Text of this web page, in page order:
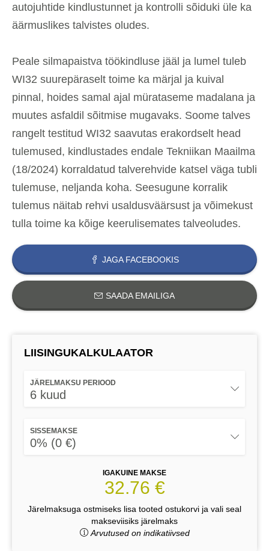
autojuhtide kindlustunnet ja kontrolli sõiduki üle ka
äärmuslikes talvistes oludes.
Peale silmapaistva töökindluse jääl ja lumel tuleb
WI32 suurepäraselt toime ka märjal ja kuival
pinnal, hoides samal ajal mürataseme madalana ja
muutes asfaldil sõitmise mugavaks. Soome talves
rangelt testitud WI32 saavutas erakordselt head
tulemused, kindlustades endale Tekniikan Maailma
(18/2024) korraldatud talverehvide katsel väga tubli
tulemuse, neljanda koha. Seesugune korralik
tulemus näitab rehvi usaldusväärsust ja võimekust
tulla toime ka kõige keerulisemates talveoludes.
JAGA FACEBOOKIS
SAADA EMAILIGA
LIISINGUKALKULAATOR
JÄRELMAKSU PERIOOD
6 kuud
SISSEMAKSE
0% (0 €)
IGAKUINE MAKSE
32.76 €
Järelmaksuga ostmiseks lisa tooted ostukorvi ja vali seal
makseviisiks järelmaks
Arvutused on indikatiivsed